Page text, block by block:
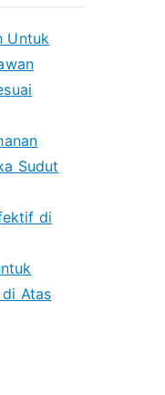
Untuk
Sudut
di
Atas